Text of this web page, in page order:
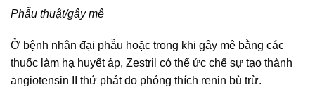
Phẫu thuật/gây mê
Ở bệnh nhân đại phẫu hoặc trong khi gây mê bằng các
thuốc làm hạ huyết áp, Zestril có thể ức chế sự tạo thành
angiotensin II thứ phát do phóng thích renin bù trừ.